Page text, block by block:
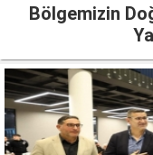
Bölgemizin